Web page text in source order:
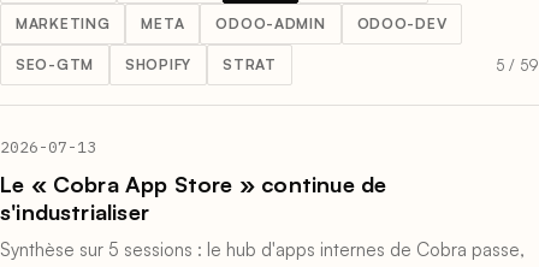
MARKETING META ODOO-ADMIN ODOO-DEV
SEO-GTM SHOPIFY STRAT 5 / 59
2026-07-13
Le « Cobra App Store » continue de
s'industrialiser
Synthèse sur 5 sessions : le hub d'apps internes de Cobra passe,